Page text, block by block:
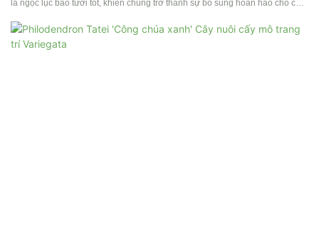
lá ngọc lục bảo tươi tốt, khiến chúng trở thành sự bổ sung hoàn hảo cho cả
yêu cầu chăm sóc dễ dàng